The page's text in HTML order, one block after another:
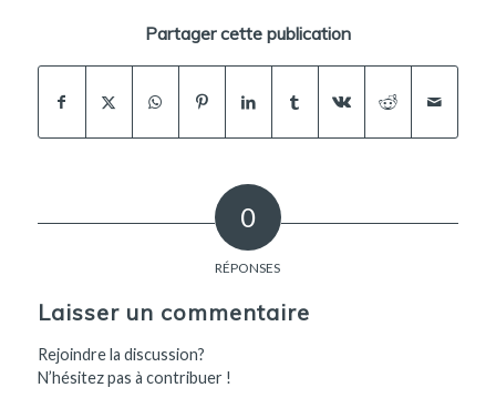
Partager cette publication
0
RÉPONSES
Laisser un commentaire
Rejoindre la discussion?
N’hésitez pas à contribuer !